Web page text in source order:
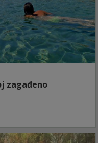
zagađeno